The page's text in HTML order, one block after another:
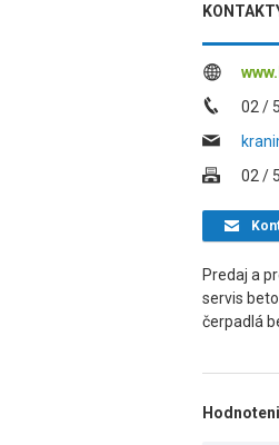
02 /
02 /
Predaj a
servis
čerpadlá